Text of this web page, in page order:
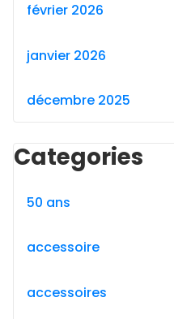
février 2026
janvier 2026
décembre 2025
Categories
50 ans
accessoire
accessoires